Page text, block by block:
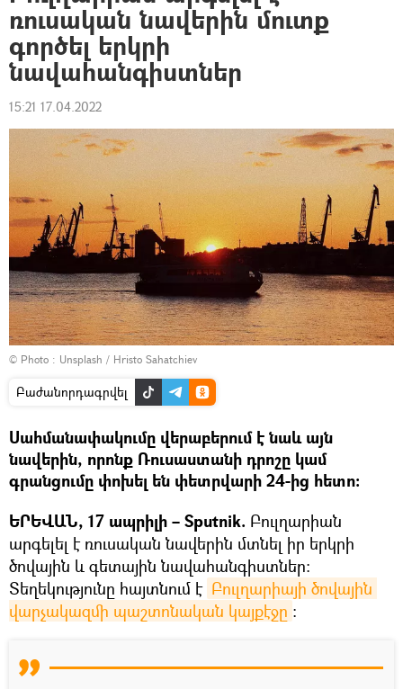
ռուսական նավերին մուտք
գործել երկրի
նավահանգիստներ
15:21 17.04.2022
© Photo : Unsplash / Hristo Sahatchiev
Բաժանորդագրվել
Սահմանափակումը վերաբերում է նաև այն
նավերին, որոնք Ռուսաստանի դրոշը կամ
գրանցումը փոխել են փետրվարի 24-ից հետո։
ԵՐԵՎԱՆ, 17 ապրիլի – Sputnik. Բուլղարիան
արգելել է ռուսական նավերին մտնել իր երկրի
ծովային և գետային նավահանգիստներ։
Տեղեկությունը հայտնում է Բուլղարիայի ծովային
վարչակազմի պաշտոնական կայքէջը ։